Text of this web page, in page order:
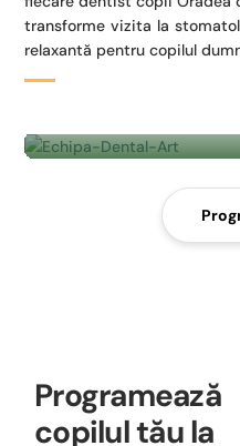
transforme vizita la
relaxantă pentru copilul
Programează
copilul tău la